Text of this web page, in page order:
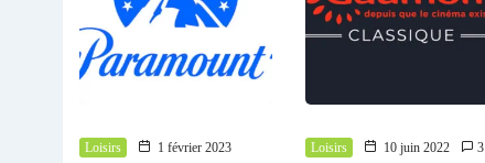
Loisirs
1 février 2023
Loisirs 10 juin 2022 3